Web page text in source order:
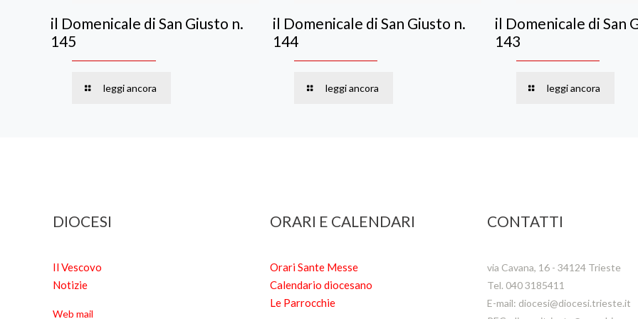
il Domenicale di San Giusto n.
145
leggi ancora
il Domenicale di San Giusto n.
144
leggi ancora
il Domenicale di San
143
leggi ancora
DIOCESI
Il Vescovo
Notizie
Web mail
ORARI E CALENDARI
Orari Sante Messe
Calendario diocesano
Le Parrocchie
CONTATTI
via Cavana, 16 - 34124 Trieste
Tel. 040 3185411
E-mail: diocesi@diocesi.trieste.it